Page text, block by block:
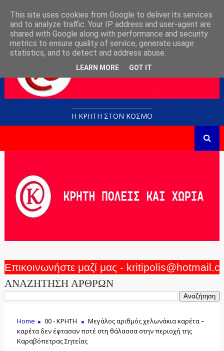
Η ΚΡΗΤΗ ΣΤΟN KOΣΜΟ
Επικοινωνήστε μαζί μας -
ΑΝΑΖΗΤΗΣΗ ΑΡΘΡΩΝ
Home 00 - ΚΡΗΤΗ
Μεγάλος αριθμός χελωνάκια καρέτα –
καρέτα δεν έφτασαν ποτέ στη θάλασσα στην περιοχή της
Καραβόπετρας Σητείας
This site uses cookies from Google to deliver its services
and to analyze traffic. Your IP address and user-agent are
shared with Google along with performance and security
metrics to ensure quality of service, generate usage
statistics, and to detect and address abuse.
LEARN MORE GOT IT